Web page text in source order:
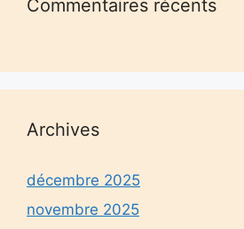
Commentaires récents
Archives
décembre 2025
novembre 2025